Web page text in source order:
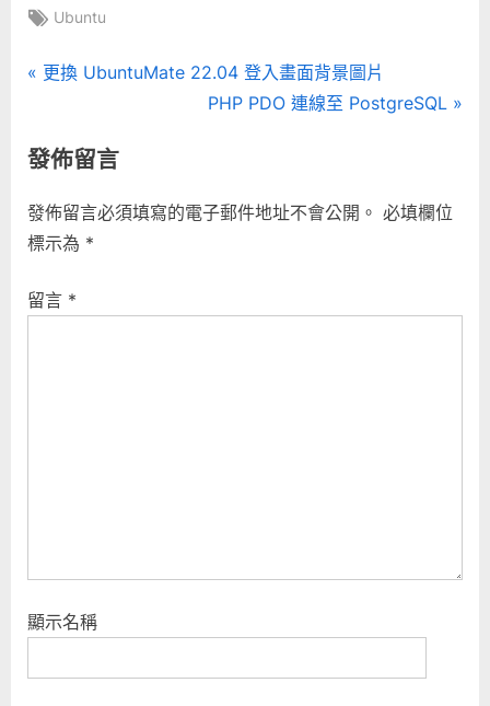
Tags:
Ubuntu
文
導
覽
P
v
o
u
P
更換 UbuntuMate 22.04 登入畫面背景圖片
N
P
t
PHP PDO 連線至 PostgreSQL
發佈留言
發佈留言必須填寫的電子郵件地址不會公開。 必填欄位
標示為 *
留言 *
顯示名稱